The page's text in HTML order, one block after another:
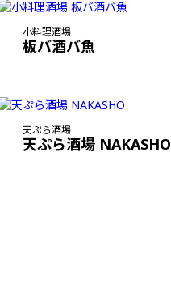
小料理酒場
板バ酒バ魚
天ぷら酒場
天ぷら酒場 NAKASHO